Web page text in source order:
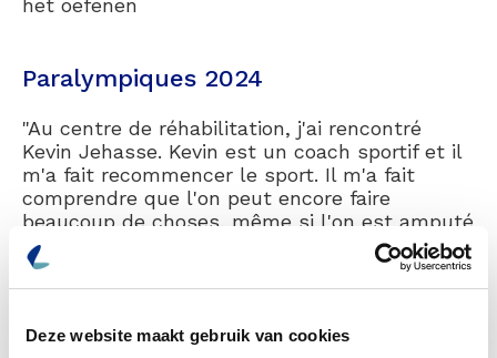
Deze website maakt gebruik van cookies
Paralympiques 2024
"Au centre de réhabilitation, j'ai rencontré
Kevin Jehasse. Kevin est un coach sportif et il
m'a fait recommencer le sport. Il m'a fait
comprendre que l'on peut encore faire
beaucoup de choses, même si l'on est amputé
d'une jambe. Au début, je ne savais pas quel
sport je voulais faire. J'ai fait du vélo avec un
vélo à main et ça s'est bien passé. Puis j'ai
et au badminton. Et puis j'ai découvert le tir à